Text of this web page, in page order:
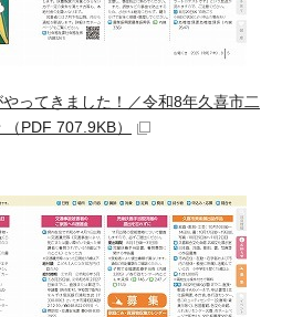
ってきました！／令和8年久喜市二
PDF 707.9KB）